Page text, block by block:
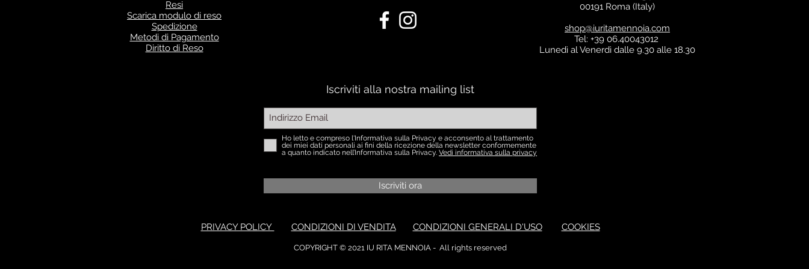
Resi
Scarica modulo di reso
Spedizione
Metodi di Pagamento
Diritto di Reso
00191 Roma (Italy)
shop@iuritamennoia.com
Tel: +39 06.40043012
Lunedì al Venerdì dalle 9.30 alle 18.30
Iscriviti alla nostra mailing list
Ho letto e compreso l'Informativa sulla Privacy e acconsento al trattamento
dei miei dati personali ai fini della ricezione della newsletter conformemente
a quanto indicato nell’Informativa sulla Privacy. Vedi informativa sulla privacy
Iscriviti ora
PRIVACY POLICY CONDIZIONI DI VENDITA CONDIZIONI GENERALI D'USO COOKIES
COPYRIGHT © 2021 IU RITA MENNOIA - All rights reserved